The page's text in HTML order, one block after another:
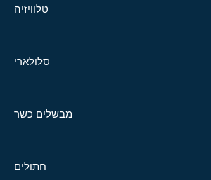
טלוויזיה
סלולארי
מבשלים כשר
חתולים